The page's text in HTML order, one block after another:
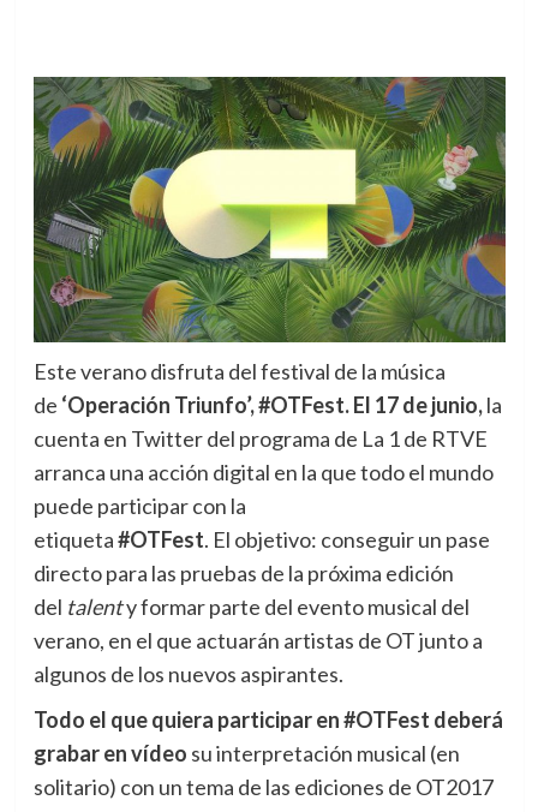
Este verano disfruta del festival de la música
de ‘Operación Triunfo’, #OTFest.El 17 de junio,la
cuenta en Twitter del programa de La 1 de RTVE
arranca una acción digital en la que todo el mundo
puede participar con la
etiqueta#OTFest. El objetivo: conseguir un pase
directo para las pruebas de la próxima edición
del talenty formar parte del evento musical del
verano, en el que actuarán artistas de OT junto a
algunos de los nuevos aspirantes.
Todo el que quiera participar en #OTFest deberá
grabar en vídeo su interpretación musical (en
solitario) con un tema de las ediciones de OT2017